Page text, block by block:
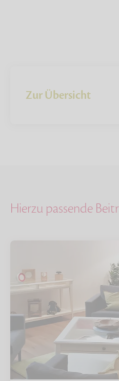
Zur Übersicht
Hierzu passende